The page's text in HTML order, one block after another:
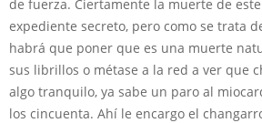
de fuerza. Ciertamente la muerte de
expediente secreto, pero como se trata
habrá que poner que es una muerte
sus librillos o métase a la red a ver que
algo tranquilo, ya sabe un paro al
los cincuenta. Ahí le encargo el